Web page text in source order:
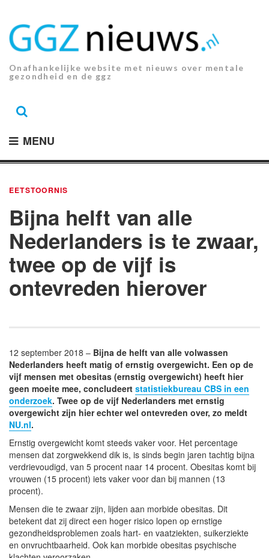
inhoud.
Onafhankelijke website met nieuws over mentale
gezondheid en de ggz
MENU
EETSTOORNIS
Bijna helft van alle
Nederlanders is te zwaar,
twee op de vijf is
ontevreden hierover
12 september 2018 – Bijna de helft van alle volwassen
Nederlanders heeft matig of ernstig overgewicht. Een op de
vijf mensen met obesitas (ernstig overgewicht) heeft hier
geen moeite mee, concludeert statistiekbureau CBS in een
onderzoek. Twee op de vijf Nederlanders met ernstig
overgewicht zijn hier echter wel ontevreden over, zo meldt
NU.nl.
Ernstig overgewicht komt steeds vaker voor. Het percentage
mensen dat zorgwekkend dik is, is sinds begin jaren tachtig bijna
verdrievoudigd, van 5 procent naar 14 procent. Obesitas komt bij
vrouwen (15 procent) iets vaker voor dan bij mannen (13
procent).
Mensen die te zwaar zijn, lijden aan morbide obesitas. Dit
betekent dat zij direct een hoger risico lopen op ernstige
gezondheidsproblemen zoals hart- en vaatziekten, suikerziekte
en onvruchtbaarheid. Ook kan morbide obesitas psychische